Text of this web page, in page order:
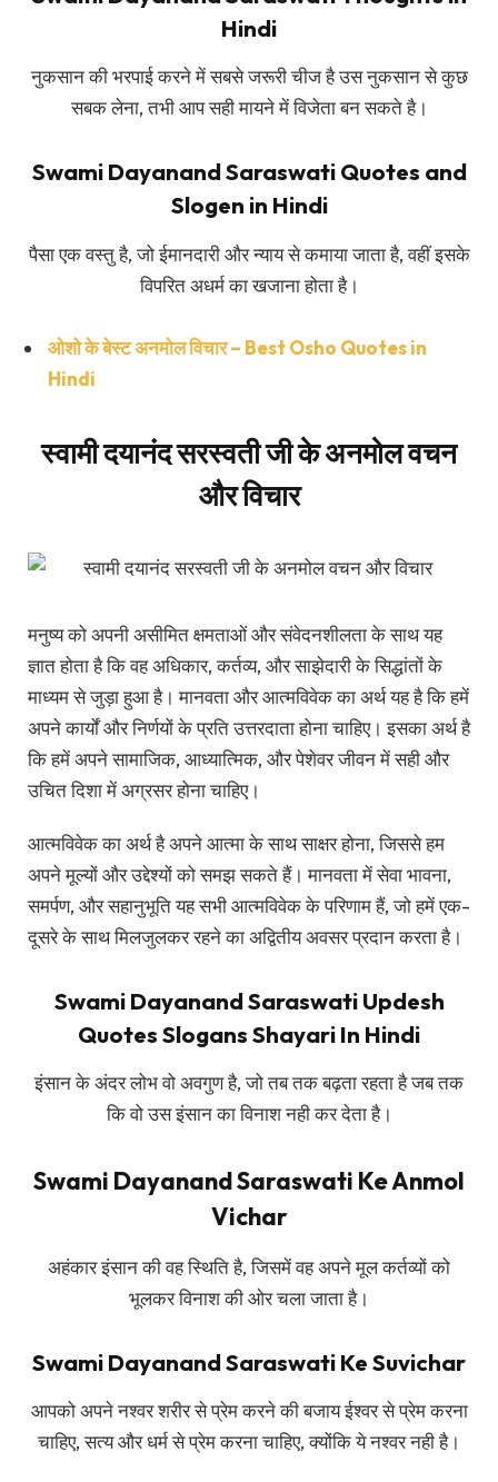
Hindi
नुकसान की भरपाई करने में सबसे जरूरी चीज है उस नुकसान से कुछ
सबक लेना, तभी आप सही मायने में विजेता बन सकते है।
Swami Dayanand Saraswati Quotes and
Slogen in Hindi
पैसा एक वस्तु है, जो ईमानदारी और न्याय से कमाया जाता है, वहीं इसके
विपरित अधर्म का खजाना होता है।
ओशो के बेस्ट अनमोल विचार – Best Osho Quotes in
Hindi
स्वामी दयानंद सरस्वती जी के अनमोल वचन
और विचार
मनुष्य को अपनी असीमित क्षमताओं और संवेदनशीलता के साथ यह
ज्ञात होता है कि वह अधिकार, कर्तव्य, और साझेदारी के सिद्धांतों के
माध्यम से जुड़ा हुआ है। मानवता और आत्मविवेक का अर्थ यह है कि हमें
अपने कार्यों और निर्णयों के प्रति उत्तरदाता होना चाहिए। इसका अर्थ है
कि हमें अपने सामाजिक, आध्यात्मिक, और पेशेवर जीवन में सही और
उचित दिशा में अग्रसर होना चाहिए।
आत्मविवेक का अर्थ है अपने आत्मा के साथ साक्षर होना, जिससे हम
अपने मूल्यों और उद्देश्यों को समझ सकते हैं। मानवता में सेवा भावना,
समर्पण, और सहानुभूति यह सभी आत्मविवेक के परिणाम हैं, जो हमें एक-
दूसरे के साथ मिलजुलकर रहने का अद्वितीय अवसर प्रदान करता है।
Swami Dayanand Saraswati Updesh
Quotes Slogans Shayari In Hindi
इंसान के अंदर लोभ वो अवगुण है, जो तब तक बढ़ता रहता है जब तक
कि वो उस इंसान का विनाश नही कर देता है।
Swami Dayanand Saraswati Ke Anmol
Vichar
अहंकार इंसान की वह स्थिति है, जिसमें वह अपने मूल कर्तव्यों को
भूलकर विनाश की ओर चला जाता है।
Swami Dayanand Saraswati Ke Suvichar
आपको अपने नश्वर शरीर से प्रेम करने की बजाय ईश्वर से प्रेम करना
चाहिए, सत्य और धर्म से प्रेम करना चाहिए, क्योंकि ये नश्वर नही है।